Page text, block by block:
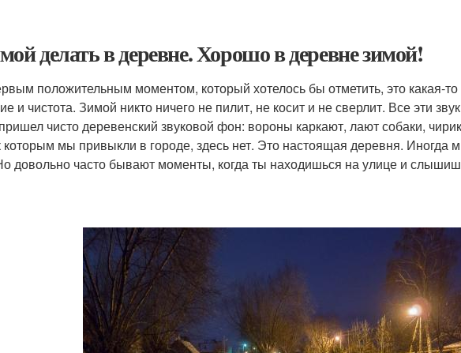
делать в деревне. Хорошо в деревне зимой!
положительным моментом, который хотелось бы отметить, это какая-то
и чистота. Зимой никто ничего не пилит, не косит и не сверлит. Все эти
чисто деревенский звуковой фон: вороны каркают, лают собаки,
которым мы привыкли в городе, здесь нет. Это настоящая деревня. Иногда
довольно часто бывают моменты, когда ты находишься на улице и